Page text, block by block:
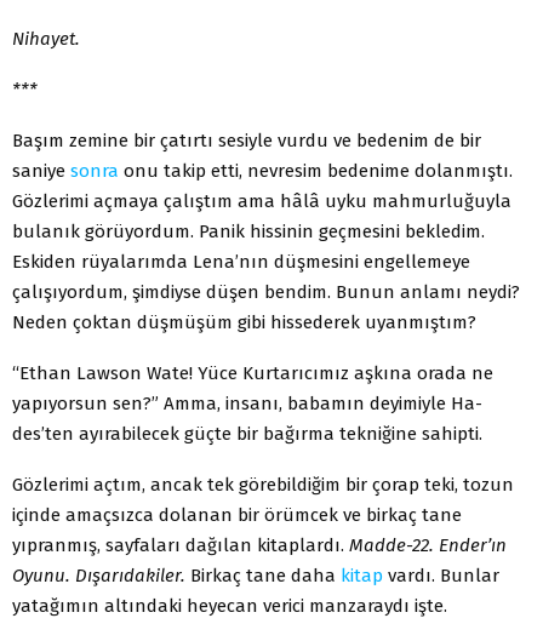
Nihayet.
***
Başım zemine bir çatırtı sesiyle vurdu ve bedenim de bir
saniye sonra onu takip etti, nevresim bedenime dolanmıştı.
Gözlerimi açmaya çalıştım ama hâlâ uyku mahmurluğuyla
bulanık görüyordum. Panik hissinin geçmesini bekledim.
Eskiden rüyalarımda Lena’nın düşmesini engellemeye
çalışıyordum, şimdiyse düşen bendim. Bunun anlamı neydi?
Neden çoktan düşmüşüm gibi hissederek uyanmıştım?
“Ethan Lawson Wate! Yüce Kurtarıcımız aşkına orada ne
yapıyorsun sen?” Amma, insanı, babamın deyimiyle Ha-
des’ten ayırabilecek güçte bir bağırma tekniğine sahipti.
Gözlerimi açtım, ancak tek görebildiğim bir çorap teki, tozun
içinde amaçsızca dolanan bir örümcek ve birkaç tane
yıpranmış, sayfaları dağılan kitaplardı. Madde-22. Ender’ın
Oyunu. Dışarıdakiler. Birkaç tane daha kitap vardı. Bunlar
yatağımın altındaki heyecan verici manzaraydı işte.